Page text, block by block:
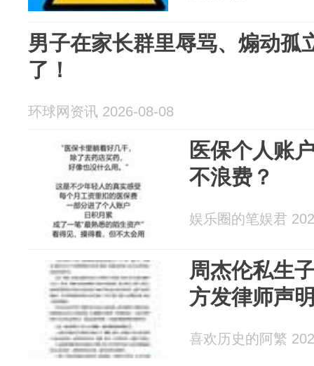
男子在家长群里辱骂、煽动孤
了！
环球网资讯 2026-08-08
医保个人账
不浪费？
娱乐圈的笔娱君
周杰伦私生
方发律师声
喜欢历史的阿繁